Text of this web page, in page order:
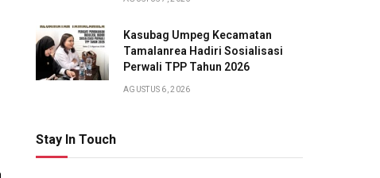
Kasubag Umpeg Kecamatan
Tamalanrea Hadiri Sosialisasi
Perwali TPP Tahun 2026
AGUSTUS 6, 2026
Stay In Touch